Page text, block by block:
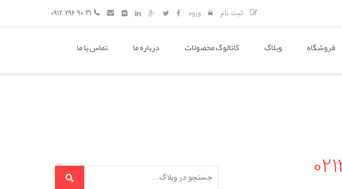
ثبت نام ورود
فروشگاه وبلاگ کاتالوگ محصولات درباره ما تماس با ما